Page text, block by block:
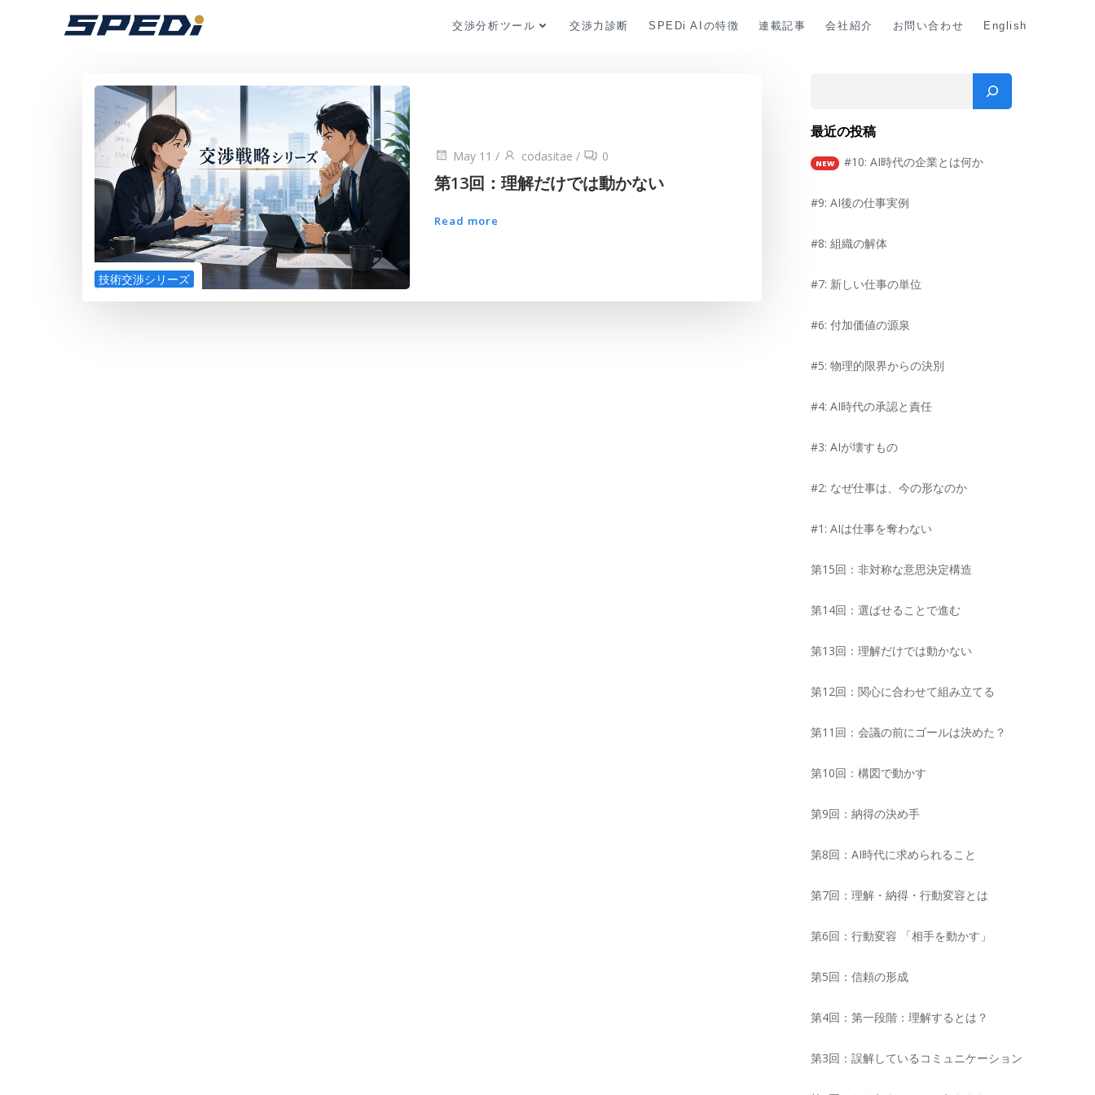
交渉分析ツール 交渉力診断 SPEDi AIの特徴 連載記事 会社紹介 お問い合わせ English
技術交渉シリーズ
May 11 / codasitae / 0
第13回：理解だけでは動かない
Read more
最近の投稿
#10: AI時代の企業とは何か
#9: AI後の仕事実例
#8: 組織の解体
#7: 新しい仕事の単位
#6: 付加価値の源泉
#5: 物理的限界からの決別
#4: AI時代の承認と責任
#3: AIが壊すもの
#2: なぜ仕事は、今の形なのか
#1: AIは仕事を奪わない
第15回：非対称な意思決定構造
第14回：選ばせることで進む
第13回：理解だけでは動かない
第12回：関心に合わせて組み立てる
第11回：会議の前にゴールは決めた？
第10回：構図で動かす
第9回：納得の決め手
第8回：AI時代に求められること
第7回：理解・納得・行動変容とは
第6回：行動変容 「相手を動かす」
第5回：信頼の形成
第4回：第一段階：理解するとは？
第3回：誤解しているコミュニケーション